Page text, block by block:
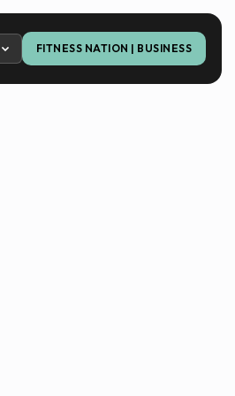
FITNESS NATION | BUSINESS